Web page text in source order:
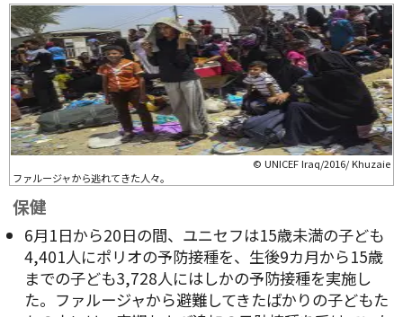
© UNICEF Iraq/2016/ Khuzaie
ファルージャから逃れてきた人々。
保健
6月1日から20日の間、ユニセフは15歳未満の子ども
4,401人にポリオの予防接種を、生後9カ月から15歳
までの子ども3,728人にはしかの予防接種を実施し
た。ファルージャから避難してきたばかりの子どもた